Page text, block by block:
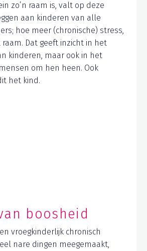
zo’n raam is, valt op deze
aan kinderen van alle
hoe meer (chronische) stress,
Dat geeft inzicht in het
kinderen, maar ook in het
om hen heen. Ook
het kind.
boosheid
vroegkinderlijk chronisch
nare dingen meegemaakt,